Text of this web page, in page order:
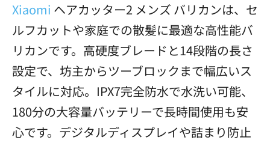
Xiaomi ヘアカッター2 メンズ バリカンは、セ
ルフカットや家庭での散髪に最適な高性能バ
リカンです。高硬度ブレードと14段階の長さ
設定で、坊主からツーブロックまで幅広いス
タイルに対応。IPX7完全防水で水洗い可能、
180分の大容量バッテリーで長時間使用も安
心です。デジタルディスプレイや詰まり防止